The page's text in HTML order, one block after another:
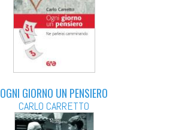
OGNI GIORNO UN PENSIERO
CARLO CARRETTO